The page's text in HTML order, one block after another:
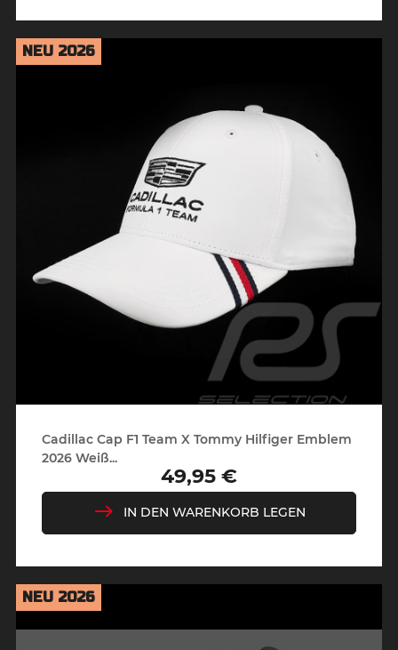
Cadillac Cap F1 Team X Tommy Hilfiger Emblem
2026 Weiß...
Preis
49,95 €
IN DEN WARENKORB LEGEN
NEU 2026
NEU 2026